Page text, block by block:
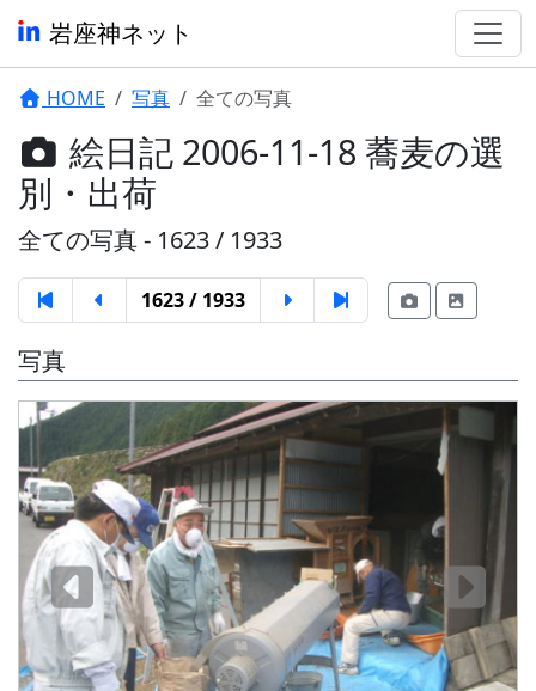
岩座神ネット
HOME 写真 全ての写真
絵日記 2006-11-18 蕎麦の選
別・出荷
全ての写真 - 1623 / 1933
1623 / 1933
写真